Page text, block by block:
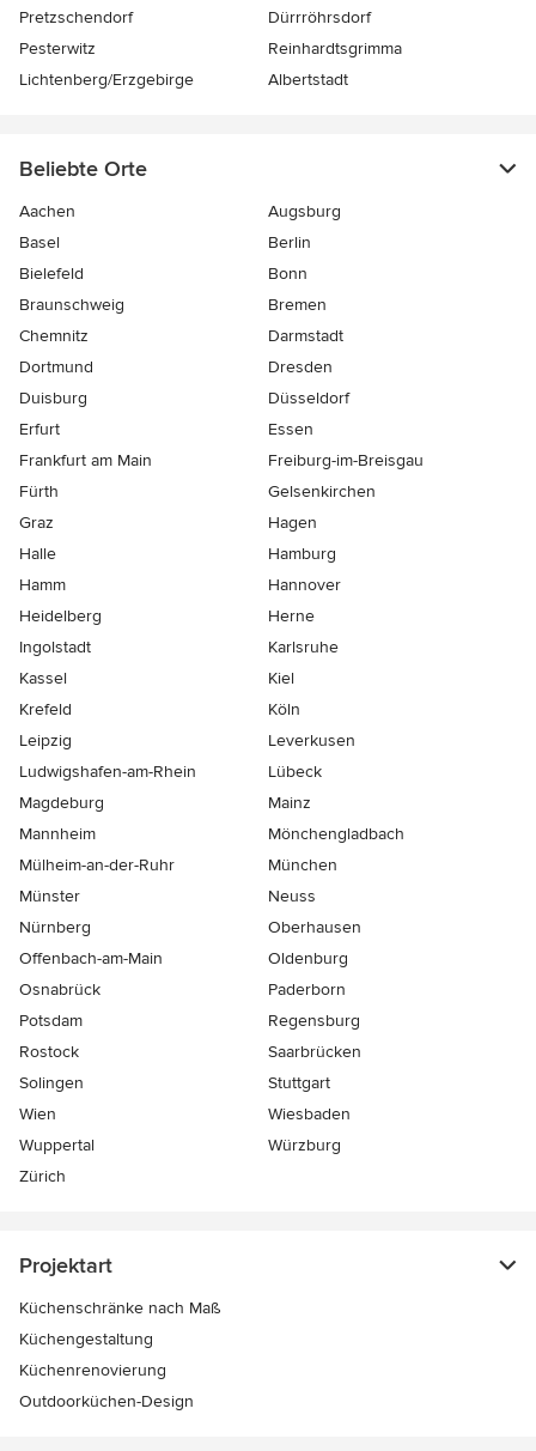
Pretzschendorf
Dürrröhrsdorf
Pesterwitz
Reinhardtsgrimma
Lichtenberg/Erzgebirge
Albertstadt
Beliebte Orte
Aachen
Augsburg
Basel
Berlin
Bielefeld
Bonn
Braunschweig
Bremen
Chemnitz
Darmstadt
Dortmund
Dresden
Duisburg
Düsseldorf
Erfurt
Essen
Frankfurt am Main
Freiburg-im-Breisgau
Fürth
Gelsenkirchen
Graz
Hagen
Halle
Hamburg
Hamm
Hannover
Heidelberg
Herne
Ingolstadt
Karlsruhe
Kassel
Kiel
Krefeld
Köln
Leipzig
Leverkusen
Ludwigshafen-am-Rhein
Lübeck
Magdeburg
Mainz
Mannheim
Mönchen­gladbach
Mülheim-an-der-Ruhr
München
Münster
Neuss
Nürnberg
Oberhausen
Offenbach-am-Main
Oldenburg
Osnabrück
Paderborn
Potsdam
Regensburg
Rostock
Saarbrücken
Solingen
Stuttgart
Wien
Wiesbaden
Wuppertal
Würzburg
Zürich
Projektart
Küchenschränke nach Maß
Küchengestaltung
Küchenrenovierung
Outdoorküchen-Design